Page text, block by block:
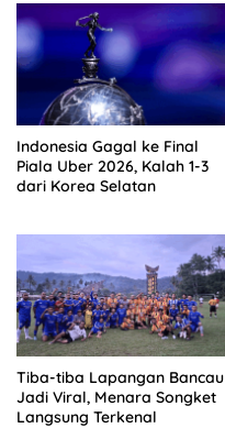
Indonesia Gagal ke Final
Piala Uber 2026, Kalah 1-3
dari Korea Selatan
Tiba-tiba Lapangan Bancau
Jadi Viral, Menara Songket
Langsung Terkenal